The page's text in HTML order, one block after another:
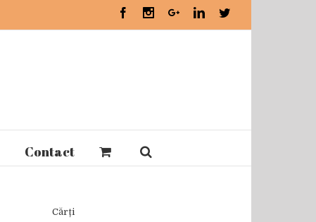
FacebookInstagramGoogle+LinkedinTwitter
Contact
Cărți